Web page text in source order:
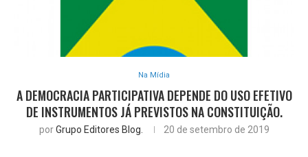
Na Mídia
A DEMOCRACIA PARTICIPATIVA DEPENDE DO USO EFETIVO
DE INSTRUMENTOS JÁ PREVISTOS NA CONSTITUIÇÃO.
porGrupo Editores Blog. 20 de setembro de 2019